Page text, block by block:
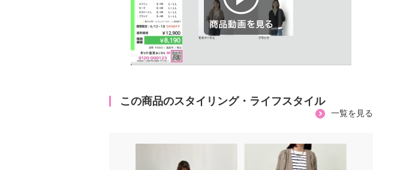
商品動画を見る
この商品のスタイリング・ライフスタイル
一覧を見る